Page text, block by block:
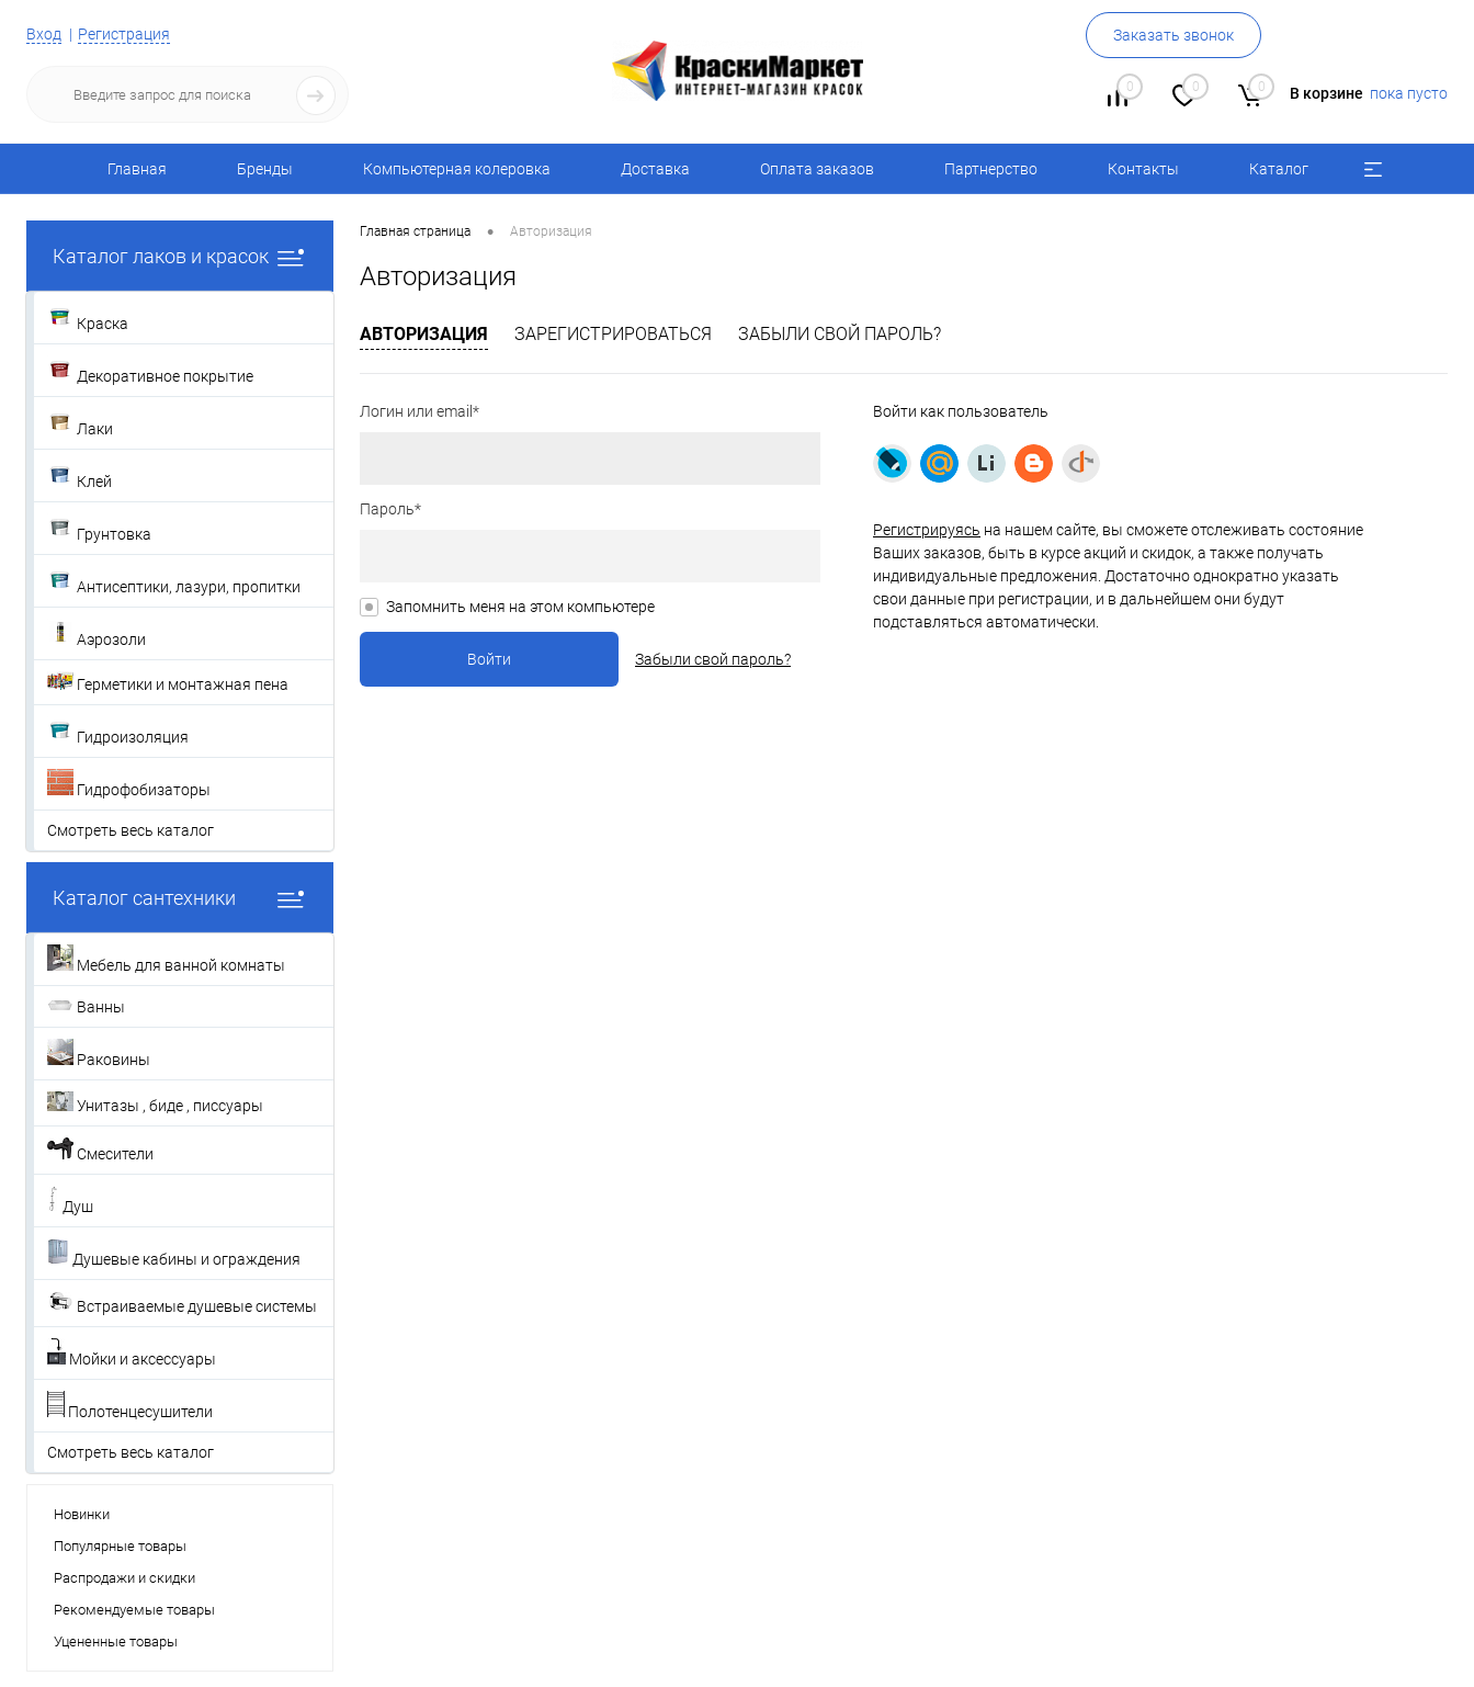
Вход Регистрация Заказать звонок
0 0 0 В корзине пока пусто
Главная Бренды Компьютерная колеровка Доставка Оплата заказов Партнерство Контакты Каталог
Каталог лаков и красок
Краска
Декоративное покрытие
Лаки
Клей
Грунтовка
Антисептики, лазури, пропитки
Аэрозоли
Герметики и монтажная пена
Гидроизоляция
Гидрофобизаторы
Смотреть весь каталог
Каталог сантехники
Мебель для ванной комнаты
Ванны
Раковины
Унитазы , биде , писсуары
Смесители
Душ
Душевые кабины и ограждения
Встраиваемые душевые системы
Мойки и аксессуары
Полотенцесушители
Смотреть весь каталог
Новинки
Популярные товары
Распродажи и скидки
Рекомендуемые товары
Уцененные товары
Главная страница • Авторизация
Авторизация
АВТОРИЗАЦИЯ ЗАРЕГИСТРИРОВАТЬСЯ ЗАБЫЛИ СВОЙ ПАРОЛЬ?
Логин или email*
Пароль*
Запомнить меня на этом компьютере
Забыли свой пароль?
Войти как пользователь
Регистрируясь на нашем сайте, вы сможете отслеживать состояние
Ваших заказов, быть в курсе акций и скидок, а также получать
индивидуальные предложения. Достаточно однократно указать
свои данные при регистрации, и в дальнейшем они будут
подставляться автоматически.